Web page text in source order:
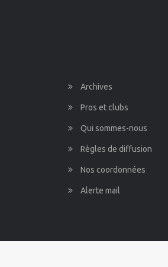
Archives
Pros et clubs
Qui sommes-nous
Règles de diffusion
Nos coordonnées
Alerte mail